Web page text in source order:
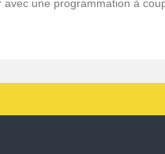
avec une programmation à